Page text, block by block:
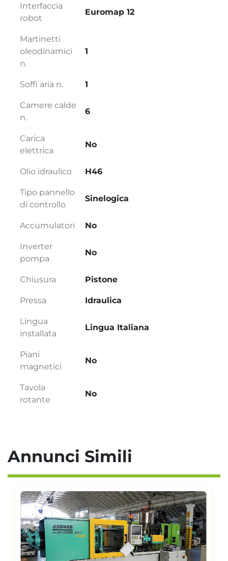
Interfaccia
robot
Euromap 12
Martinetti
oleodinamici
n.
1
Soffi aria n. 1
Camere calde
n.
6
Carica
elettrica
No
Olio idraulico H46
Tipo pannello
di controllo
Sinelogica
Accumulatori No
Inverter
pompa
No
Chiusura Pistone
Pressa Idraulica
Lingua
installata
Lingua Italiana
Piani
magnetici
No
Tavola
rotante
No
Annunci Simili